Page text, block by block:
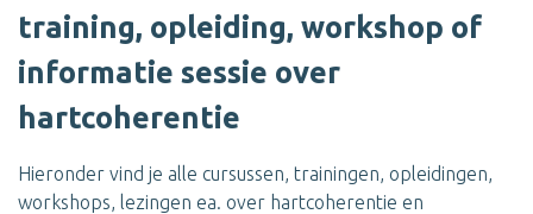
training, opleiding, workshop of
informatie sessie over
hartcoherentie
Hieronder vind je alle cursussen, trainingen, opleidingen,
workshops, lezingen ea. over hartcoherentie en